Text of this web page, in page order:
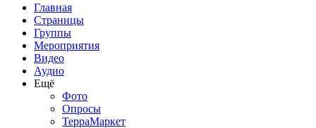
Главная
Страницы
Группы
Мероприятия
Видео
Аудио
Ещё
Фото
Опросы
ТерраМаркет